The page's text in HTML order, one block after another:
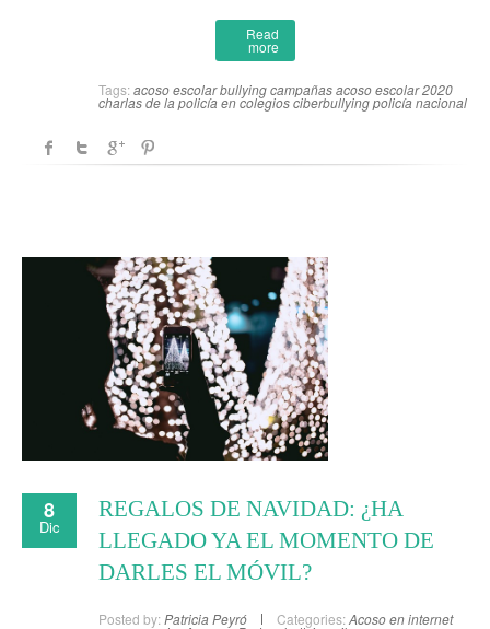
Read
more
Tags: acoso escolarbullyingcampañas acoso escolar 2020
charlas de la policía en colegiosciberbullyingpolicía nacional
8
Dic
REGALOS DE NAVIDAD: ¿HA
LLEGADO YA EL MOMENTO DE
DARLES EL MÓVIL?
Posted by: Patricia Peyró Categories: Acoso en internet